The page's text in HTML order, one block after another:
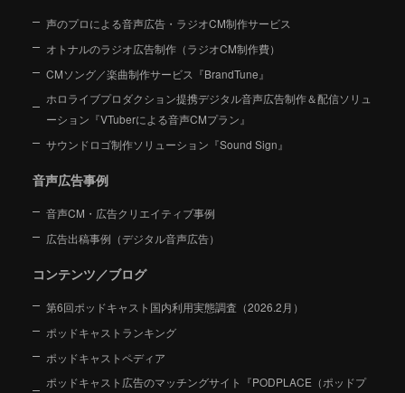
声のプロによる音声広告・ラジオCM制作サービス
オトナルのラジオ広告制作（ラジオCM制作費）
CMソング／楽曲制作サービス『BrandTune』
ホロライブプロダクション提携デジタル音声広告制作＆配信ソリュ
ーション 『VTuberによる音声CMプラン』
サウンドロゴ制作ソリューション『Sound Sign』
音声広告事例
音声CM・広告クリエイティブ事例
広告出稿事例（デジタル音声広告）
コンテンツ／ブログ
第6回ポッドキャスト国内利用実態調査（2026.2月）
ポッドキャストランキング
ポッドキャストペディア
ポッドキャスト広告のマッチングサイト『PODPLACE（ポッドプ